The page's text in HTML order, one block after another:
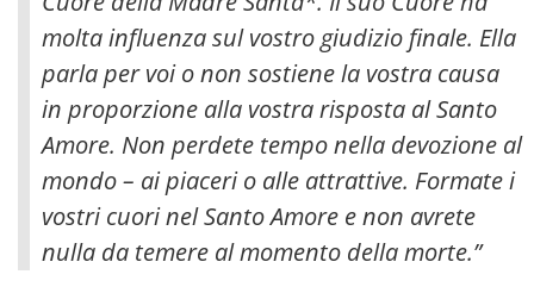
molta influenza sul vostro giudizio finale. Ella
parla per voi o non sostiene la vostra causa
in proporzione alla vostra risposta al Santo
Amore. Non perdete tempo nella devozione al
mondo – ai piaceri o alle attrattive. Formate i
vostri cuori nel Santo Amore e non avrete
nulla da temere al momento della morte.”